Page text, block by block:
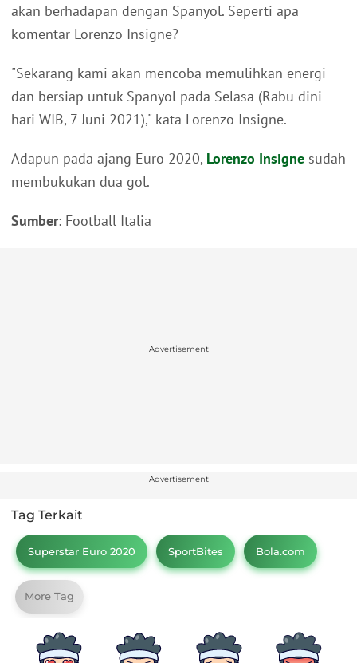
akan berhadapan dengan Spanyol. Seperti apa
komentar Lorenzo Insigne?
"Sekarang kami akan mencoba memulihkan energi
dan bersiap untuk Spanyol pada Selasa (Rabu dini
hari WIB, 7 Juni 2021)," kata Lorenzo Insigne.
Adapun pada ajang Euro 2020, Lorenzo Insigne sudah
membukukan dua gol.
Sumber: Football Italia
Advertisement
Advertisement
Tag Terkait
Superstar Euro 2020 SportBites Bola.com
More Tag